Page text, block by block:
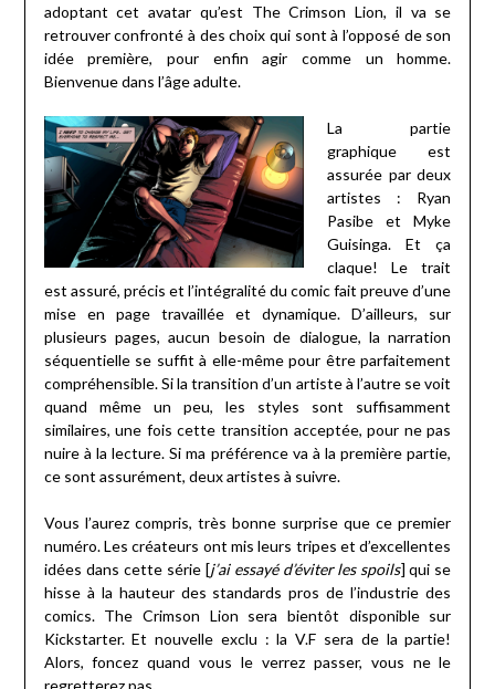
adoptant cet avatar qu’est The Crimson Lion, il va se
retrouver confronté à des choix qui sont à l’opposé de son
idée première, pour enfin agir comme un homme.
Bienvenue dans l’âge adulte.
La partie
graphique est
assurée par deux
artistes : Ryan
Pasibe et Myke
Guisinga. Et ça
claque! Le trait
est assuré, précis et l’intégralité du comic fait preuve d’une
mise en page travaillée et dynamique. D’ailleurs, sur
plusieurs pages, aucun besoin de dialogue, la narration
séquentielle se suffit à elle-même pour être parfaitement
compréhensible. Si la transition d’un artiste à l’autre se voit
quand même un peu, les styles sont suffisamment
similaires, une fois cette transition acceptée, pour ne pas
nuire à la lecture. Si ma préférence va à la première partie,
ce sont assurément, deux artistes à suivre.
Vous l’aurez compris, très bonne surprise que ce premier
numéro. Les créateurs ont mis leurs tripes et d’excellentes
idées dans cette série [j’ai essayé d’éviter les spoils] qui se
hisse à la hauteur des standards pros de l’industrie des
comics. The Crimson Lion sera bientôt disponible sur
Kickstarter. Et nouvelle exclu : la V.F sera de la partie!
Alors, foncez quand vous le verrez passer, vous ne le